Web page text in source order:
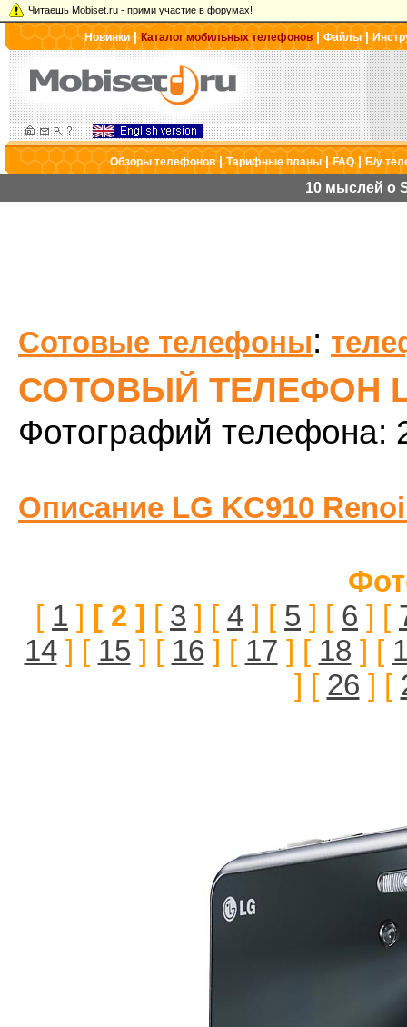
Читаешь Mobiset.ru - прими участие в форумах!
Новинки|Каталог мобильных телефонов |Файлы|
Обзоры телефонов|Тарифные планы|FAQ|Б/у
10 мыслей о
Сотовые телефоны:
СОТОВЫЙ ТЕЛЕФОН
Фотографий телефона:
Описание LG KC910
[ 1 ] [ 2 ] [ 3 ] [ 4 ] [ 5 ] [ 6 ] [
14] [ 15 ] [ 16 ] [ 17 ] [ 18 ] [
] [ 26 ] [